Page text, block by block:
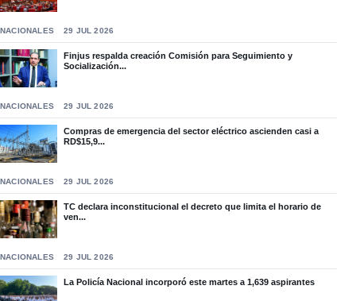
NACIONALES 29 JUL 2026
Finjus respalda creación Comisión para Seguimiento y
Socialización...
NACIONALES 29 JUL 2026
Compras de emergencia del sector eléctrico ascienden casi a
RD$15,9...
NACIONALES 29 JUL 2026
TC declara inconstitucional el decreto que limita el horario de
ven...
NACIONALES 29 JUL 2026
La Policía Nacional incorporó este martes a 1,639 aspirantes